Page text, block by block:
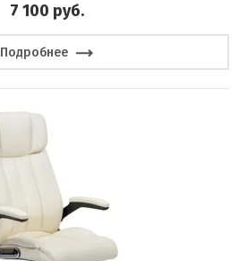
7 100 руб.
Подробнее